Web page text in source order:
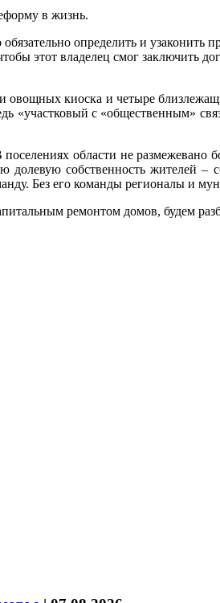
в жизнь.
определить и узаконить
этот владелец смог заключить
киоска и четыре
«участковый с «общественным»
области не размежевано
собственность жителей –
Без его команды регионалы и
ремонтом домов, будем